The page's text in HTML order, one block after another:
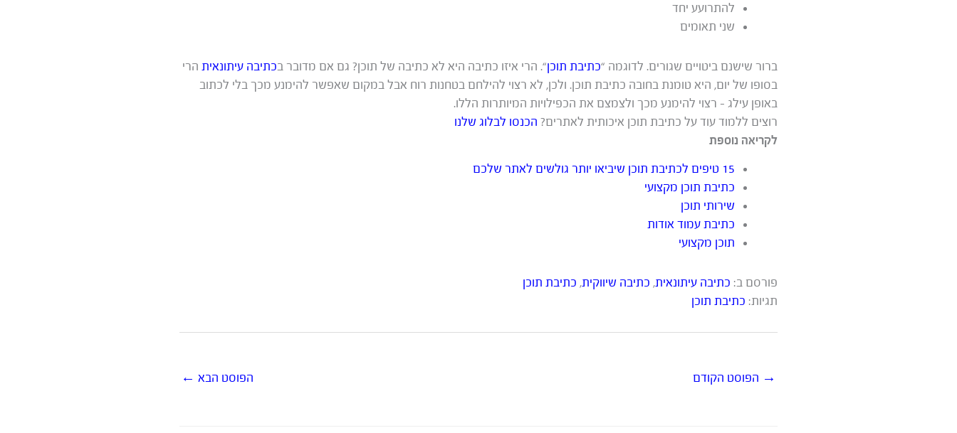
להתרועע יחד
שני תאומים
ברור שישנם ביטויים שגורים. לדוגמה “כתיבת תוכן“. הרי איזו כתיבה היא לא כתיבה של תוכן? גם אם מדובר בכתיבה עיתונאית הרי
בסופו של יום, היא טומנת בחובה כתיבת תוכן. ולכן, לא רצוי להילחם בטחנות רוח אבל במקום שאפשר להימנע מכך בלי לכתוב
באופן עילג – רצוי להימנע מכך ולצמצם את הכפילויות המיותרות הללו.
רוצים ללמוד עוד על כתיבת תוכן איכותית לאתרים? הכנסו לבלוג שלנו
לקריאה נוספת
15 טיפים לכתיבת תוכן שיביאו יותר גולשים לאתר שלכם
כתיבת תוכן מקצועי
שירותי תוכן
כתיבת עמוד אודות
תוכן מקצועי
פורסם ב: כתיבה עיתונאית, כתיבה שיווקית, כתיבת תוכן
תגיות: כתיבת תוכן
→ הפוסט הקודם הפוסט הבא ←